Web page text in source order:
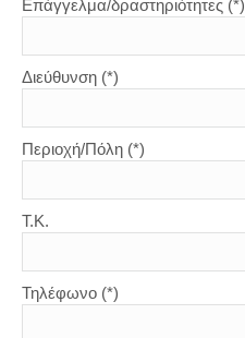
Επάγγελμα/δραστηριότητες (*)
Διεύθυνση (*)
Περιοχή/Πόλη (*)
Τ.Κ.
Τηλέφωνο (*)